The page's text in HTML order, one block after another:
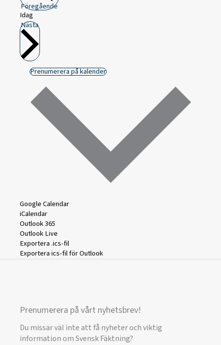
Föregående
Idag
Nästa
Prenumerera på kalender
Google Calendar
iCalendar
Outlook 365
Outlook Live
Exportera .ics-fil
Exportera ics-fil för Outlook
Prenumerera på vårt nyhetsbrev!
Du missar väl inte att få nyheter och viktig
information om Svensk Fäktning?